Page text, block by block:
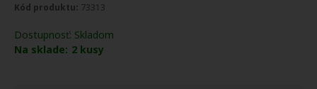
Kód produktu: 73313
Dostupnosť: Skladom
Na sklade: 2 kusy